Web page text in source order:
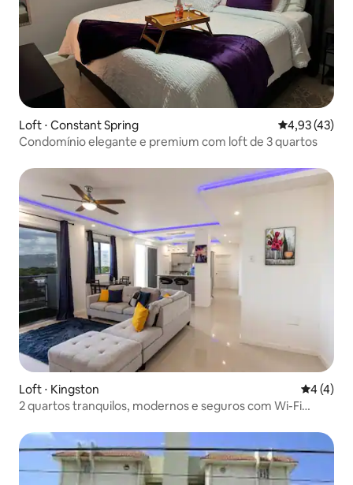
Loft ⋅ Constant Spring 4,93 de uma
4,93 (43)
Condomínio elegante e premium com loft de 3 quartos
Loft ⋅ Kingston 4 de
4 (4)
2 quartos tranquilos, modernos e seguros com Wi-Fi